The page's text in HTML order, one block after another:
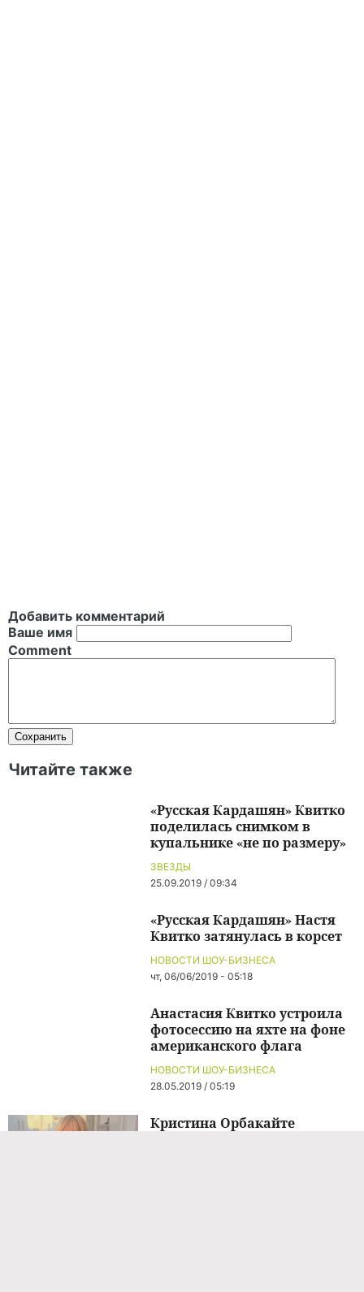
Добавить комментарий
Ваше имя
Comment
Читайте также
ЗВЕЗДЫ
25.09.2019 / 09:34
«Русская Кардашян» Квитко
поделилась снимком в
купальнике «не по размеру»
НОВОСТИ ШОУ-БИЗНЕСА
чт, 06/06/2019 - 05:18
«Русская Кардашян» Настя
Квитко затянулась в корсет
НОВОСТИ ШОУ-БИЗНЕСА
28.05.2019 / 05:19
Анастасия Квитко устроила
фотосессию на яхте на фоне
американского флага
Кристина Орбакайте